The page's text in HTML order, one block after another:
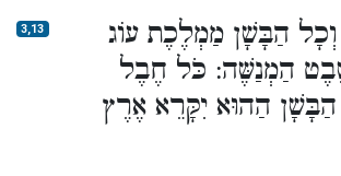
3,13
הַבָּשָׁן מַמְלֶכֶת עוֹג
הַמְנַשֶּׁה: כֹּל חֶבֶל
הַהוּא יִקָּרֵא אֶרֶץ